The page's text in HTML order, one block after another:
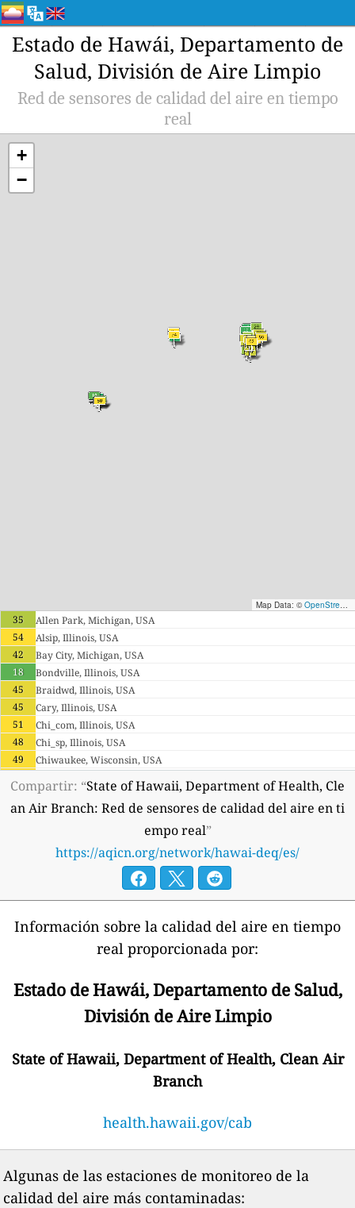
Estado de Hawái, Departamento de
Salud, División de Aire Limpio
Red de sensores de calidad del aire en tiempo
real
+
−
Map Data: © OpenStreetMap contributors
35
Allen Park, Michigan, USA
54
Alsip, Illinois, USA
42
Bay City, Michigan, USA
18
Bondville, Illinois, USA
45
Braidwd, Illinois, USA
45
Cary, Illinois, USA
51
Chi_com, Illinois, USA
48
Chi_sp, Illinois, USA
49
Chiwaukee, Wisconsin, USA
Cottage Grove City Shops, Oregon, USA
7
Crater Lake Rim, Oregon, USA
42
Dearborn, Michigan, USA
Desplns, Illinois, USA
Devils Lake, Wisconsin, USA
East St. Louis, Illinois, USA
49
Eugene - Amazon Park, Oregon, USA
55
Flint, Michigan, USA
Hilo, Hawaii, USA
18
Honolulu, Hawaii, USA
Houghton Lake, Michigan, USA
Houston, Illinois, USA
62
Joliet, Illinois, USA
Kapolei, Hawaii, USA
40
Knight_p, Illinois, USA
17
Kona, Hawaii, USA
Compartir: “State of Hawaii, Department of Health, Cle
an Air Branch: Red de sensores de calidad del aire en ti
empo real”
https://aqicn.org/network/hawai-deq/es/
Información sobre la calidad del aire en tiempo
real proporcionada por:
Estado de Hawái, Departamento de Salud,
División de Aire Limpio
State of Hawaii, Department of Health, Clean Air
Branch
health.hawaii.gov/cab
Algunas de las estaciones de monitoreo de la
calidad del aire más contaminadas: